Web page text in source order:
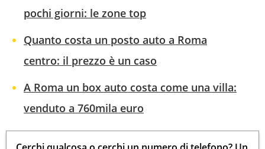
pochi giorni: le zone top
Quanto costa un posto auto a Roma
centro: il prezzo è un caso
A Roma un box auto costa come una villa:
venduto a 760mila euro